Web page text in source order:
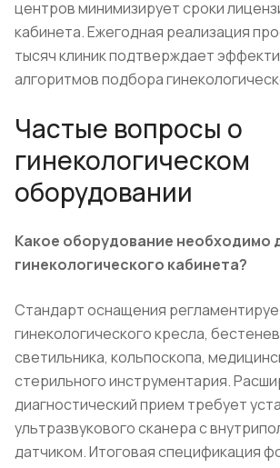
центров минимизирует сроки
кабинета. Ежегодная реализация
тысяч клиник подтверждает
алгоритмов подбора
Частые вопросы о
гинекологическом
оборудовании
Какое оборудование необходимо
гинекологического кабинета?
Стандарт оснащения
гинекологического кресла,
светильника, кольпоскопа,
стерильного инструментария.
диагностический прием требует
ультразвукового сканера с
датчиком. Итоговая спецификация